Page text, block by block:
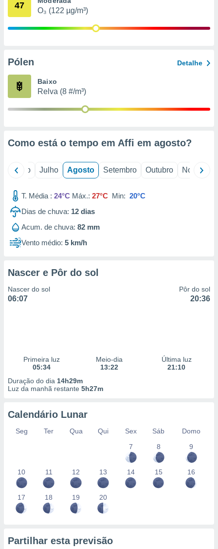
estudos
47
O₃ (122 µg/m³)
Pólen Detalhe
Baixo
Relva (8 #/m³)
Como está o tempo em Affi em agosto?
Junho Julho Agosto Setembro Outubro Novembro
T. Média : 24°C Máx.: 27°C Min: 20°C
Dias de chuva: 12 dias
Acum. de chuva: 82 mm
Vento médio: 5 km/h
Nascer e Pôr do sol
Nascer do sol
06:07
Pôr do sol
20:36
Primeira luz
05:34
Meio-dia
13:22
Última luz
21:10
Duração do dia 14h29m
Luz da manhã restante 5h27m
Calendário Lunar
Seg Ter Qua Qui Sex Sáb
Domo
7
8 9
10 11 12 13 14 15 16
17 18 19 20
Partilhar esta previsão